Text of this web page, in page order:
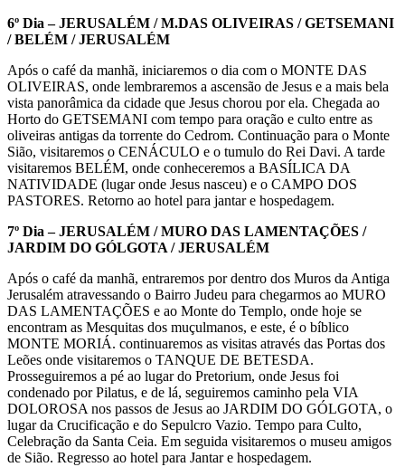
6º Dia – JERUSALÉM / M.DAS OLIVEIRAS / GETSEMANI
/ BELÉM / JERUSALÉM
Após o café da manhã, iniciaremos o dia com o MONTE DAS
OLIVEIRAS, onde lembraremos a ascensão de Jesus e a mais bela
vista panorâmica da cidade que Jesus chorou por ela. Chegada ao
Horto do GETSEMANI com tempo para oração e culto entre as
oliveiras antigas da torrente do Cedrom. Continuação para o Monte
Sião, visitaremos o CENÁCULO e o tumulo do Rei Davi. A tarde
visitaremos BELÉM, onde conheceremos a BASÍLICA DA
NATIVIDADE (lugar onde Jesus nasceu) e o CAMPO DOS
PASTORES. Retorno ao hotel para jantar e hospedagem.
7º Dia – JERUSALÉM / MURO DAS LAMENTAÇÕES /
JARDIM DO GÓLGOTA / JERUSALÉM
Após o café da manhã, entraremos por dentro dos Muros da Antiga
Jerusalém atravessando o Bairro Judeu para chegarmos ao MURO
DAS LAMENTAÇÕES e ao Monte do Templo, onde hoje se
encontram as Mesquitas dos muçulmanos, e este, é o bíblico
MONTE MORIÁ. continuaremos as visitas através das Portas dos
Leões onde visitaremos o TANQUE DE BETESDA.
Prosseguiremos a pé ao lugar do Pretorium, onde Jesus foi
condenado por Pilatus, e de lá, seguiremos caminho pela VIA
DOLOROSA nos passos de Jesus ao JARDIM DO GÓLGOTA, o
lugar da Crucificação e do Sepulcro Vazio. Tempo para Culto,
Celebração da Santa Ceia. Em seguida visitaremos o museu amigos
de Sião. Regresso ao hotel para Jantar e hospedagem.